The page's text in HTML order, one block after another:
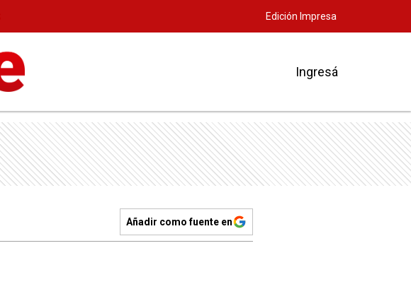
Edición Impresa
Ingresá
Añadir como fuente en